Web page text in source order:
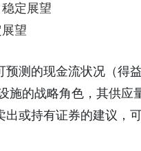
定展望
望
预测的现金流状况（得
施的战略角色，其供
出或持有证券的建议，